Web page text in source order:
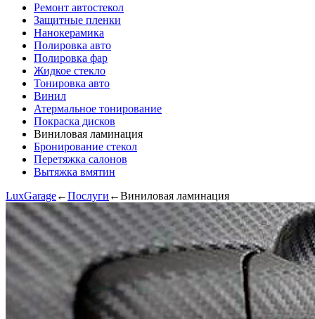
Ремонт автостекол
Защитные пленки
Нанокерамика
Полировка авто
Полировка фар
Жидкое стекло
Тонировка авто
Винил
Атермальное тонирование
Покраска дисков
Виниловая ламинация
Бронирование стекол
Перетяжка салонов
Вытяжка вмятин
LuxGarage←Послуги ←Виниловая ламинация